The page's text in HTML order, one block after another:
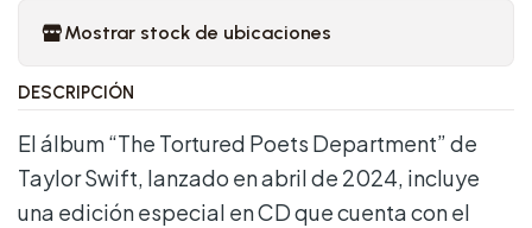
Mostrar stock de ubicaciones
DESCRIPCIÓN
El álbum “The Tortured Poets Department” de
Taylor Swift, lanzado en abril de 2024, incluye
una edición especial en CD que cuenta con el